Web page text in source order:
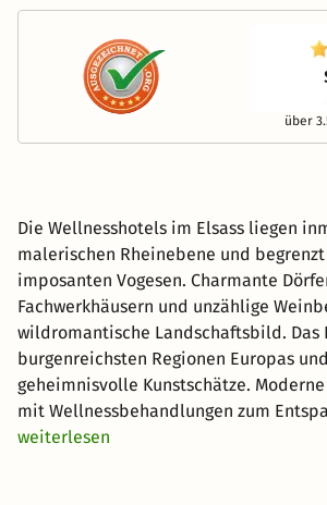
über
Die Wellnesshotels im Elsass liegen
malerischen Rheinebene und
imposanten Vogesen. Charmante
Fachwerkhäusern und unzählige
wildromantische Landschaftsbild. Das
burgenreichsten Regionen Europas
geheimnisvolle Kunstschätze.
mit Wellnessbehandlungen zum
weiterlesen